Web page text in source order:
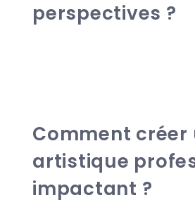
perspectives ?
Comment créer
artistique
impactant ?